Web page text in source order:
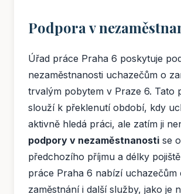
Podpora v
Úřad práce Praha 6 poskytuje
nezaměstnanosti uchazečům o
trvalým pobytem v Praze 6. Tato
slouží k překlenutí období, kdy
aktivně hledá práci, ale zatím ji
podpory v nezaměstnanosti se
předchozího příjmu a délky
práce Praha 6 nabízí uchazečům
zaměstnání i další služby, jako je